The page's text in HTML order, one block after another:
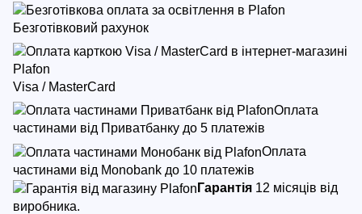
Безготівковий рахунок
Visa / MasterCard
Оплата
частинами від Приватбанку до 5 платежів
Оплата
частинами від Monobank до 10 платежів
Гарантія 12 місяців від
виробника.